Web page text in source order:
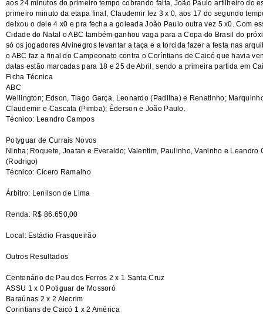
aos 24 minutos do primeiro tempo cobrando falta, João Paulo artilheiro do
primeiro minuto da etapa final, Claudemir fez 3 x 0, aos 17 do segundo
deixou o dele 4 x0 e pra fecha a goleada João Paulo outra vez 5 x0. Com
Cidade do Natal o ABC também ganhou vaga para a Copa do Brasil do
só os jogadores Alvinegros levantar a taça e a torcida fazer a festa nas
o ABC faz a final do Campeonato contra o Coríntians de Caicó que havia
datas estão marcadas para 18 e 25 de Abril, sendo a primeira partida em
Ficha Técnica
ABC
Wellington; Edson, Tiago Garça, Leonardo (Padilha) e Renatinho;
Claudemir e Cascata (Pimba); Éderson e João Paulo.
Técnico: Leandro Campos
Potyguar de Currais Novos
Ninha; Roquete, Joatan e Everaldo; Valentim, Paulinho, Vaninho e Leandro
(Rodrigo)
Técnico: Cícero Ramalho
Árbitro: Lenilson de Lima
Renda: R$ 86.650,00
Local: Estádio Frasqueirão
Outros Resultados
Centenário de Pau dos Ferros 2 x 1 Santa Cruz
ASSU 1 x 0 Potiguar de Mossoró
Baraúnas 2 x 2 Alecrim
Corintians de Caicó 1 x 2 América